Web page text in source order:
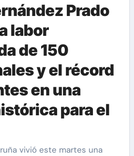
Prado
labor
de 150
y el récord
en una
para el